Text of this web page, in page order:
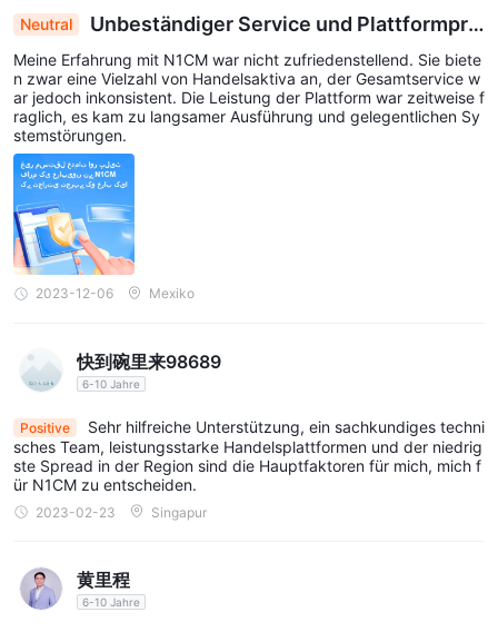
Neutral
Unbeständiger Service und Plattformpro
bleme beeinträchtigen die Handelserfahrung bei
N1CM
Meine Erfahrung mit N1CM war nicht zufriedenstellend. Sie biete
n zwar eine Vielzahl von Handelsaktiva an, der Gesamtservice w
ar jedoch inkonsistent. Die Leistung der Plattform war zeitweise f
raglich, es kam zu langsamer Ausführung und gelegentlichen Sy
stemstörungen.
2023-12-06 Mexiko
快到碗里来98689
6-10 Jahre
Positive
Sehr hilfreiche Unterstützung, ein sachkundiges techni
sches Team, leistungsstarke Handelsplattformen und der niedrig
ste Spread in der Region sind die Hauptfaktoren für mich, mich f
ür N1CM zu entscheiden.
2023-02-23 Singapur
黄里程
6-10 Jahre